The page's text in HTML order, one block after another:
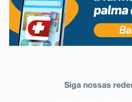
Siga nossas